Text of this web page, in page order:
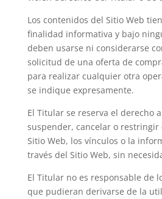
Los contenidos del Sitio Web
finalidad informativa y bajo
deben usarse ni considerarse
solicitud de una oferta de
para realizar cualquier otra
se indique expresamente.
El Titular se reserva el derecho
suspender, cancelar o restringir
Sitio Web, los vínculos o la
través del Sitio Web, sin
El Titular no es responsable de
que pudieran derivarse de la